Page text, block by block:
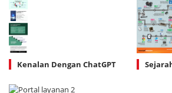
Kenalan Dengan ChatGPT